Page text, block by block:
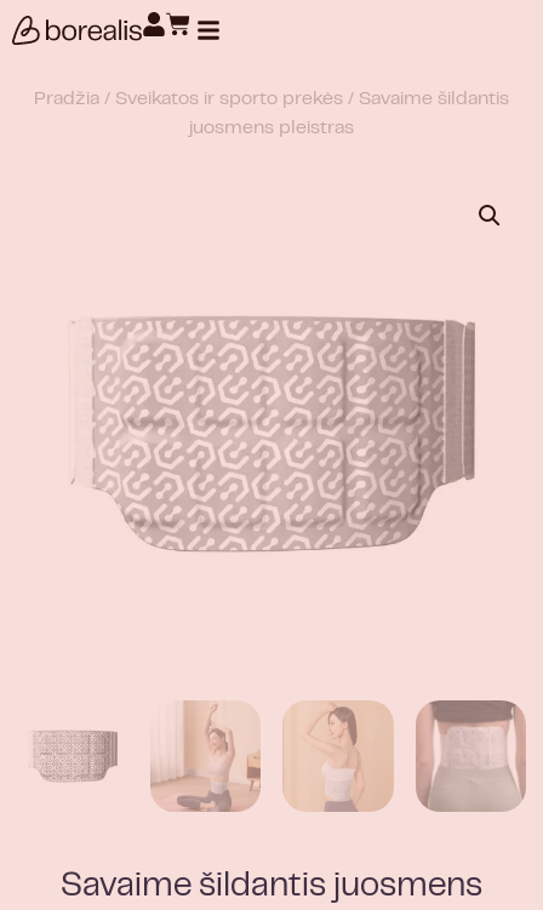
Pradžia / Sveikatos ir sporto prekės / Savaime šildantis
juosmens pleistras
Savaime šildantis juosmens